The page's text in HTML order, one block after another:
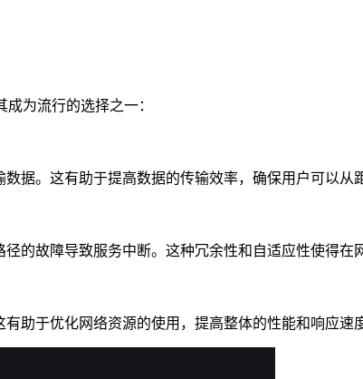
为流行的选择之一：
。这有助于提高数据的传输效率，确保用户可以从
故障导致服务中断。这种冗余性和自适应性使得在
于优化网络资源的使用，提高整体的性能和响应速